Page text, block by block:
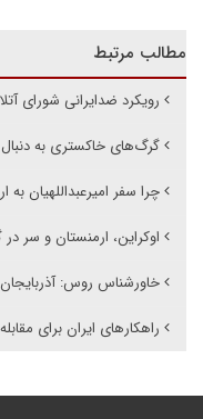
مطالب مرتبط
رویکرد ضدایرانی شورای
گرگ‌های خاکستری به دنبال
چرا سفر امیرعبداللهیان
اوکراین، ارمنستان و سر
خاورشناس روس:
راهکارهای ایران برای